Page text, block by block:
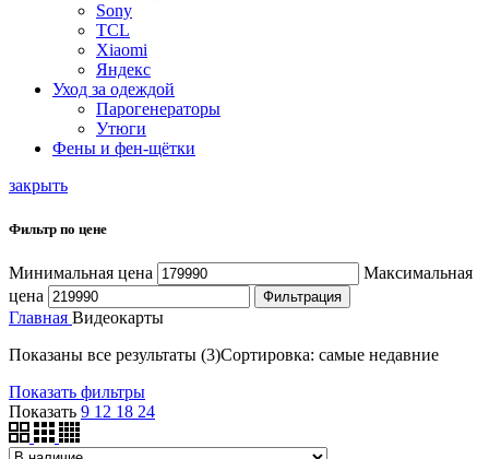
Sony
TCL
Xiaomi
Яндекс
Уход за одеждой
Парогенераторы
Утюги
Фены и фен-щётки
закрыть
Фильтр по цене
Минимальная цена
Максимальная
цена
Фильтрация
Главная Видеокарты
Показаны все результаты (3)Сортировка: самые недавние
Показать фильтры
Показать 9 12 18 24